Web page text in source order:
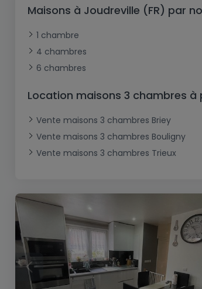
Bungalow
Restaurant
Exploitation agricole
Maisons à Joudreville (FR) par
1 chambre
4 chambres
6 chambres
Location maisons 3 chambres à
Vente maisons 3 chambres Briey
Vente maisons 3 chambres Bouligny
Vente maisons 3 chambres Trieux